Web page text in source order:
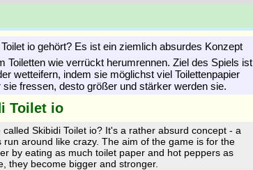
io gehört? Es ist ein ziemlich absurdes Konzept 
Toiletten wie verrückt herumrennen. Ziel des Spiels ist
wetteifern, indem sie möglichst viel Toilettenpapier
fressen, desto größer und stärker werden sie.
Toilet io
Skibidi Toilet io? It's a rather absurd concept - a
around like crazy. The aim of the game is for the
by eating as much toilet paper and hot peppers as
they become bigger and stronger.